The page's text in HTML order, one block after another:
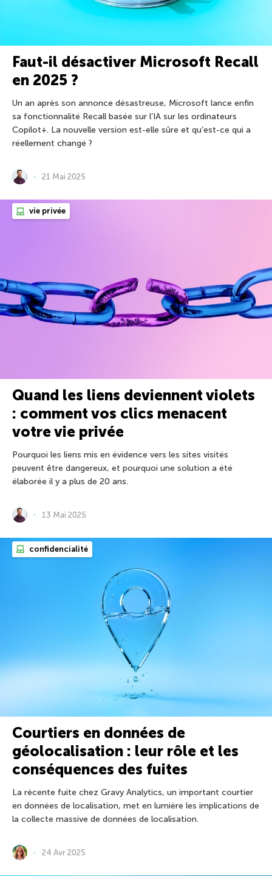
Faut-il désactiver Microsoft Recall
en 2025 ?
Un an après son annonce désastreuse, Microsoft lance enfin
sa fonctionnalité Recall basée sur l’IA sur les ordinateurs
Copilot+. La nouvelle version est-elle sûre et qu’est-ce qui a
réellement changé ?
21 Mai 2025
vie privée
Quand les liens deviennent violets
: comment vos clics menacent
votre vie privée
Pourquoi les liens mis en évidence vers les sites visités
peuvent être dangereux, et pourquoi une solution a été
élaborée il y a plus de 20 ans.
13 Mai 2025
confidencialité
Courtiers en données de
géolocalisation : leur rôle et les
conséquences des fuites
La récente fuite chez Gravy Analytics, un important courtier
en données de localisation, met en lumière les implications de
la collecte massive de données de localisation.
24 Avr 2025